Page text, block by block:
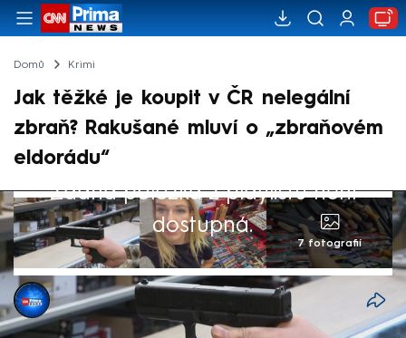
Domů Krimi
Jak těžké je koupit v ČR nelegální
zbraň? Rakušané mluví o „zbraňovém
eldorádu“
Žádná položka z playlistu není
dostupná.
7 fotografií
Simona Dočkalová
13. čvc 2025, 21:50